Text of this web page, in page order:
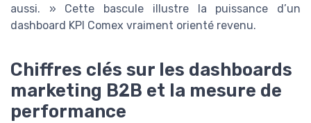
aussi. » Cette bascule illustre la puissance d’un
dashboard KPI Comex vraiment orienté revenu.
Chiffres clés sur les dashboards
marketing B2B et la mesure de
performance